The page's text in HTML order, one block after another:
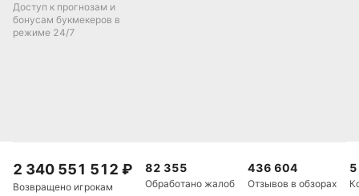
Доступ к прогнозам и
бонусам букмекеров в
режиме 24/7
2 340 551 512 ₽
Возвращено игрокам
82 355
Обработано жалоб
436 604
Отзывов в обзорах